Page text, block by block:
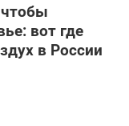
чтобы
вот где
в России